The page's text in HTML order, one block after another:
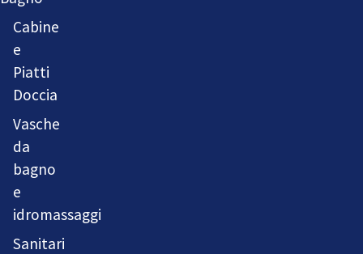
Cabine
e
Piatti
Doccia
Vasche
da
bagno
e
idromassaggi
Sanitari